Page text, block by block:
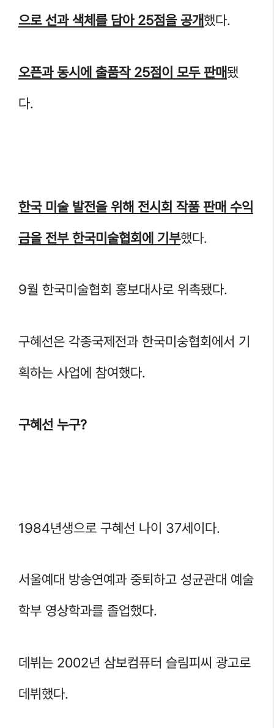
으로 선과 색체를 담아 25점을 공개했다.
오픈과 동시에 출품작 25점이 모두 판매됐
다.
한국 미술 발전을 위해 전시회 작품 판매 수익
금을 전부 한국미술협회에 기부했다.
9월 한국미술협회 홍보대사로 위촉됐다.
구혜선은 각종국제전과 한국미숭협회에서 기
획하는 사업에 참여했다.
구혜선 누구?
1984년생으로 구혜선 나이 37세이다.
서울예대 방송연예과 중퇴하고 성균관대 예술
학부 영상학과를 졸업했다.
데뷔는 2002년 삼보컴퓨터 슬림피씨 광고로
데뷔했다.